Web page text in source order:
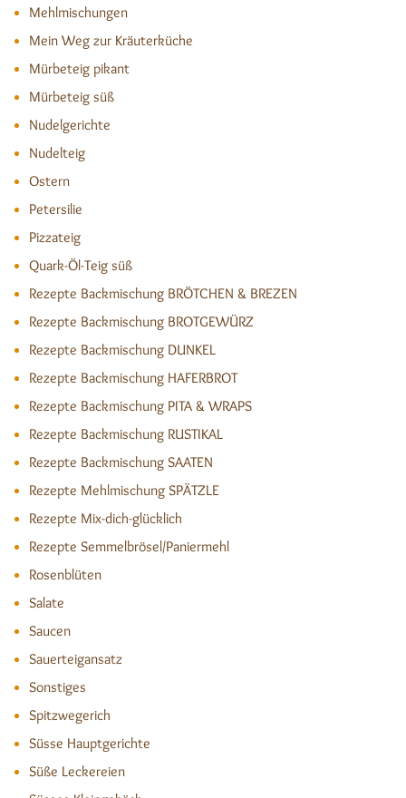
Mehlmischungen
Mein Weg zur Kräuterküche
Mürbeteig pikant
Mürbeteig süß
Nudelgerichte
Nudelteig
Ostern
Petersilie
Pizzateig
Quark-Öl-Teig süß
Rezepte Backmischung BRÖTCHEN & BREZEN
Rezepte Backmischung BROTGEWÜRZ
Rezepte Backmischung DUNKEL
Rezepte Backmischung HAFERBROT
Rezepte Backmischung PITA & WRAPS
Rezepte Backmischung RUSTIKAL
Rezepte Backmischung SAATEN
Rezepte Mehlmischung SPÄTZLE
Rezepte Mix-dich-glücklich
Rezepte Semmelbrösel/Paniermehl
Rosenblüten
Salate
Saucen
Sauerteigansatz
Sonstiges
Spitzwegerich
Süsse Hauptgerichte
Süße Leckereien